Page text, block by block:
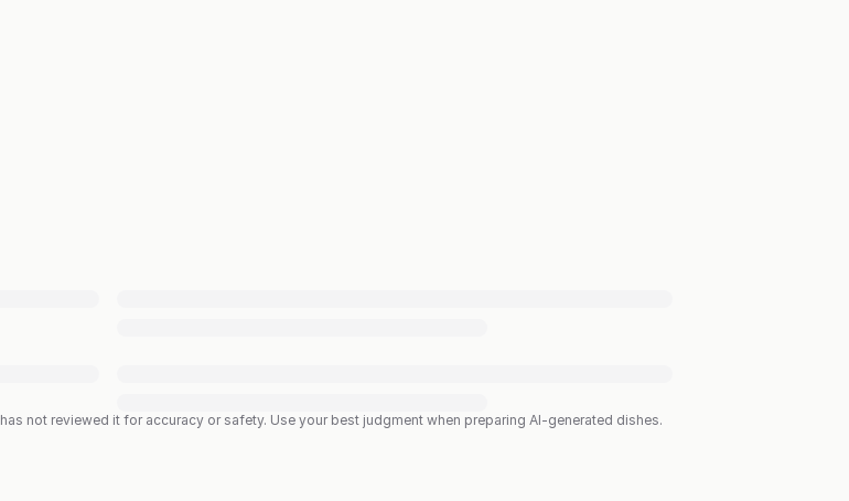
not reviewed it for accuracy or safety. Use your best judgment when preparing AI-generated dishes.